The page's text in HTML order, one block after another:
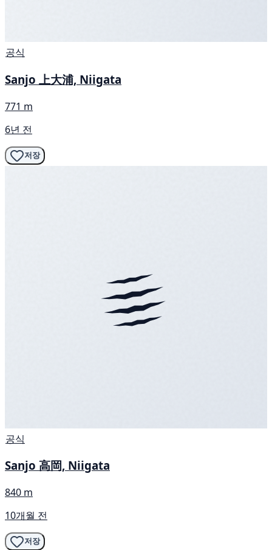
공식
Sanjo 上大浦, Niigata
771 m
6년 전
저장
공식
Sanjo 高岡, Niigata
840 m
10개월 전
저장